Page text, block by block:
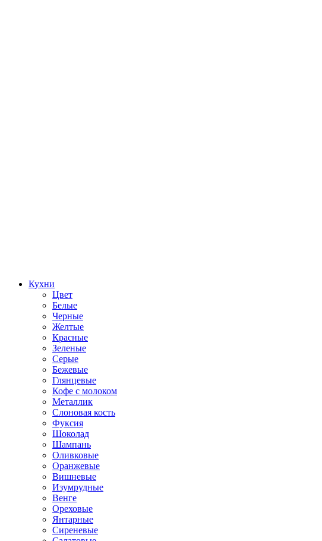
Кухни
Цвет
Белые
Черные
Желтые
Красные
Зеленые
Серые
Бежевые
Глянцевые
Кофе с молоком
Металлик
Слоновая кость
Фуксия
Шоколад
Шампань
Оливковые
Оранжевые
Вишневые
Изумрудные
Венге
Ореховые
Янтарные
Сиреневые